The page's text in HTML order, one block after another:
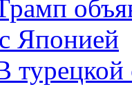
Японией